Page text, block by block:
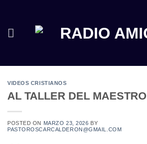
contenido
VIDEOS CRISTIANOS
AL TALLER DEL MAESTRO
POSTED ON MARZO 23, 2026 BY
PASTOROSCARCALDERON@GMAIL.COM